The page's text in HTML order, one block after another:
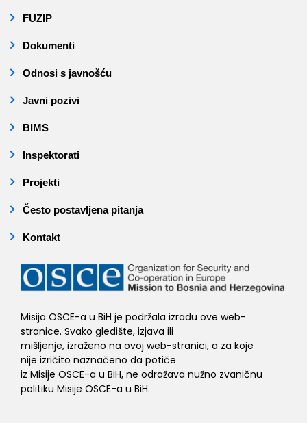
FUZIP
Dokumenti
Odnosi s javnošću
Javni pozivi
BIMS
Inspektorati
Projekti
Često postavljena pitanja
Kontakt
Misija OSCE-a u BiH je podržala izradu ove web-
stranice. Svako gledište, izjava ili
mišljenje, izraženo na ovoj web-stranici, a za koje
nije izričito naznačeno da potiče
iz Misije OSCE-a u BiH, ne odražava nužno zvaničnu
politiku Misije OSCE-a u BiH.